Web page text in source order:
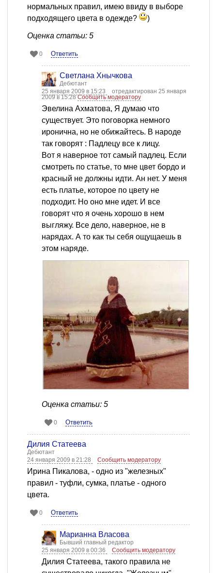
нормальных правил, имею ввиду в выборе
подходящего цвета в одежде?
)
Оценка статьи: 5
0 Ответить
Светлана Хнычкова
Дебютант
25 января 2009 в 15:23
отредактирован 25 января
2009 в 15:28Сообщить модератору
Эвелина Ахматова, Я думаю что
существует. Это поговорка немного
иронична, но не обижайтесь. В народе
так говорят : Падлецу все к лицу.
Вот я наверное тот самый падлец. Если
смотреть по статье, то мне цвет бордо и
красный не должны идти. Ан нет. У меня
есть платье, которое по цвету не
подходит. Но оно мне идет. И все
говорят что я очень хорошо в нем
выгляжу. Все дело, наверное, не в
нарядах. А то как ты себя ощущаешь в
этом наряде.
Оценка статьи: 5
0 Ответить
Дилия Статеева
Дебютант
24 января 2009 в 21:28
Сообщить модератору
Ирина Пикалова, - одно из "железных"
правил - туфли, сумка, платье - одного
цвета.
0 Ответить
Марианна Власова
Бывший главный редактор
25 января 2009 в 00:36
Сообщить модератору
Дилия Статеева, такого правила не